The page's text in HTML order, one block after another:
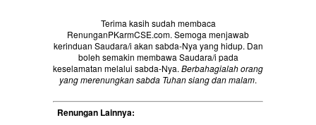
Terima kasih sudah membaca
RenunganPKarmCSE.com. Semoga menjawab
kerinduan Saudara/i akan sabda-Nya yang hidup. Dan
boleh semakin membawa Saudara/i pada
keselamatan melalui sabda-Nya. Berbahagialah orang
yang merenungkan sabda Tuhan siang dan malam.
Renungan Lainnya: